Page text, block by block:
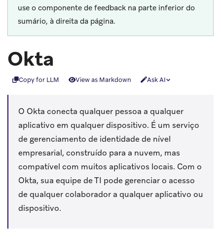
use o componente de feedback na parte inferior do
sumário, à direita da página.
Okta
Copy for LLM View as Markdown Ask AI
O Okta conecta qualquer pessoa a qualquer
aplicativo em qualquer dispositivo. É um serviço
de gerenciamento de identidade de nível
empresarial, construído para a nuvem, mas
compatível com muitos aplicativos locais. Com o
Okta, sua equipe de TI pode gerenciar o acesso
de qualquer colaborador a qualquer aplicativo ou
dispositivo.